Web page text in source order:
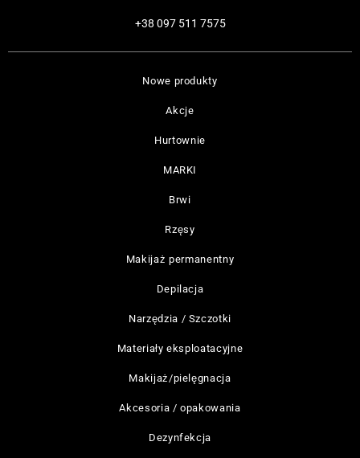
Nowe produkty
Akcje
Hurtownie
MARKI
Brwi
Rzęsy
Makijaż permanentny
Depilacja
Narzędzia / Szczotki
Materiały eksploatacyjne
Makijaż/pielęgnacja
Akcesoria / opakowania
Dezynfekcja
+38 097 511 7575